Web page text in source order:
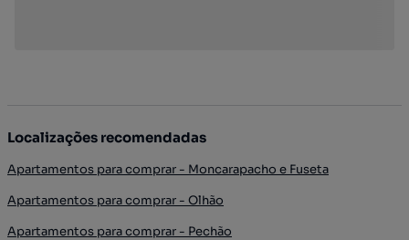
Localizações recomendadas
Apartamentos para comprar - Moncarapacho e Fuseta
Apartamentos para comprar - Olhão
Apartamentos para comprar - Pechão